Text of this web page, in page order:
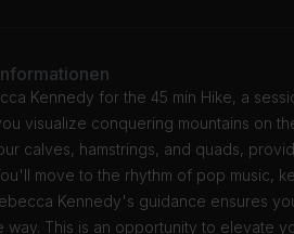
Kennedy for the 45 min Hike, a
visualize conquering mountains on
calves, hamstrings, and quads,
move to the rhythm of pop music,
Kennedy's guidance ensures
way. This is an opportunity to elevate